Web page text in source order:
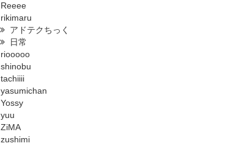
Reeee
rikimaru
アドテクちっく
日常
riooooo
shinobu
tachiiii
yasumichan
Yossy
yuu
ZiMA
zushimi